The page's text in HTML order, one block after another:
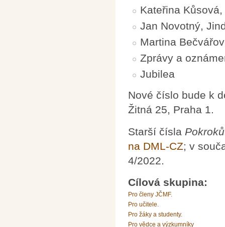
Kateřina
Jan Novotný,
Martina
Zprávy a
Jubilea
Nové číslo bude k
Žitná 25, Praha 1.
Starší čísla
na DML-CZ; v
4/2022.
Cílová skupina:
Pro členy JČMF.
Pro učitele.
Pro žáky a studenty.
Pro vědce a výzkumníky